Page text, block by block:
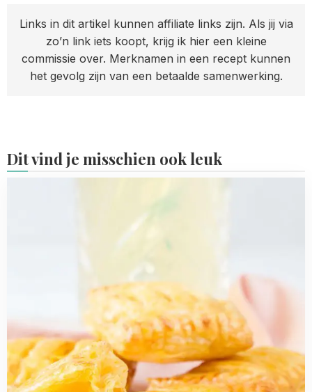
Links in dit artikel kunnen affiliate links zijn. Als jij via
zo’n link iets koopt, krijg ik hier een kleine
commissie over. Merknamen in een recept kunnen
het gevolg zijn van een betaalde samenwerking.
Dit vind je misschien ook leuk